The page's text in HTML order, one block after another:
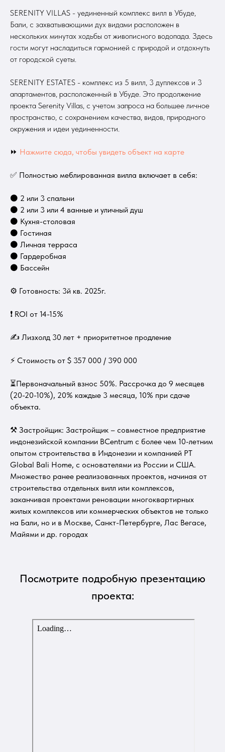
SERENITY VILLAS - уединенный комплекс вилл в Убуде,
Бали, с захватывающими дух видами расположен в
нескольких минутах ходьбы от живописного водопада. Здесь
гости могут насладиться гармонией с природой и отдохнуть
от городской суеты.
SERENITY ESTATES - комплекс из 5 вилл, 3 дуплексов и 3
апартаментов, расположенный в Убуде. Это продолжение
проекта Serenity Villas, с учетом запроса на большее личное
пространство, с сохранением качества, видов, природного
окружения и идеи уединенности.
⏩ Нажмите сюда, чтобы увидеть объект на карте
✅ Полностью меблированная вилла включает в себя:
⚫ 2 или 3 спальни
⚫ 2 или 3 или 4 ванные и уличный душ
⚫ Кухня-столовая
⚫ Гостиная
⚫ Личная терраса
⚫ Гардеробная
⚫ Бассейн
⚙ Готовность: 3й кв. 2025г.
❗️ ROI от 14-15%
✍ Лизхолд 30 лет + приоритетное продление
⚡ Стоимость от $ 357 000 / 390 000
⏳Первоначальный взнос 50%. Рассрочка до 9 месяцев
(20-20-10%), 20% каждые 3 месяца, 10% при сдаче
объекта.
⚒ Застройщик: Застройщик – совместное предприятие
индонезийской компании BCentrum с более чем 10-летним
опытом строительства в Индонезии и компанией PT
Global Bali Home, с основателями из России и США.
Множество ранее реализованных проектов, начиная от
строительства отдельных вилл или комплексов,
заканчивая проектами реновации многоквартирных
жилых комплексов или коммерческих объектов не только
на Бали, но и в Москве, Санкт-Петербурге, Лас Вегасе,
Майями и др. городах
Посмотрите подробную презентацию
проекта: